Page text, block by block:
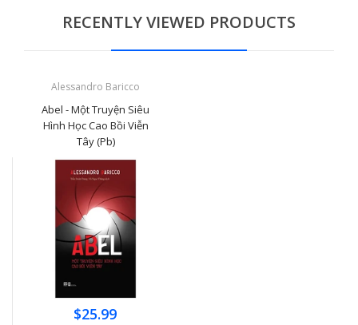
RECENTLY VIEWED PRODUCTS
Alessandro Baricco
Abel - Một Truyện Siêu
Hình Học Cao Bồi Viễn
Tây (Pb)
$25.99